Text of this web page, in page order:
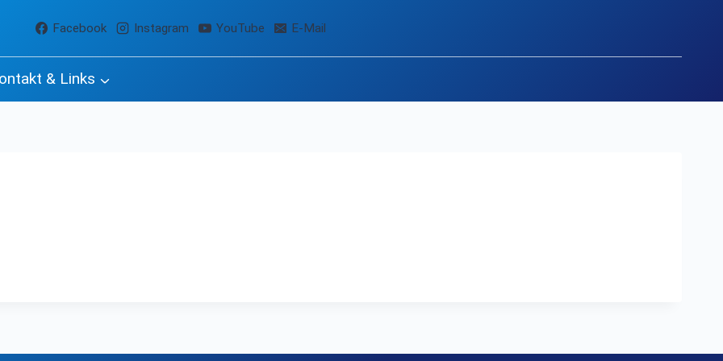
Facebook Instagram YouTube E-Mail
& Links